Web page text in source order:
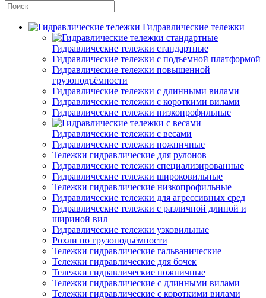
Гидравлические тележки
Гидравлические тележки стандартные
Гидравлические тележки с подъемной платформой
Гидравлические тележки повышенной
грузоподъёмности
Гидравлические тележки с длинными вилами
Гидравлические тележки с короткими вилами
Гидравлические тележки низкопрофильные
Гидравлические тележки с весами
Гидравлические тележки ножничные
Тележки гидравлические для рулонов
Гидравлические тележки специализированные
Гидравлические тележки широковильные
Тележки гидравлические низкопрофильные
Гидравлические тележки для агрессивных сред
Гидравлические тележки с различной длиной и
шириной вил
Гидравлические тележки узковильные
Рохли по грузоподъёмности
Тележки гидравлические гальванические
Тележки гидравлические для бочек
Тележки гидравлические ножничные
Тележки гидравлические с длинными вилами
Тележки гидравлические с короткими вилами